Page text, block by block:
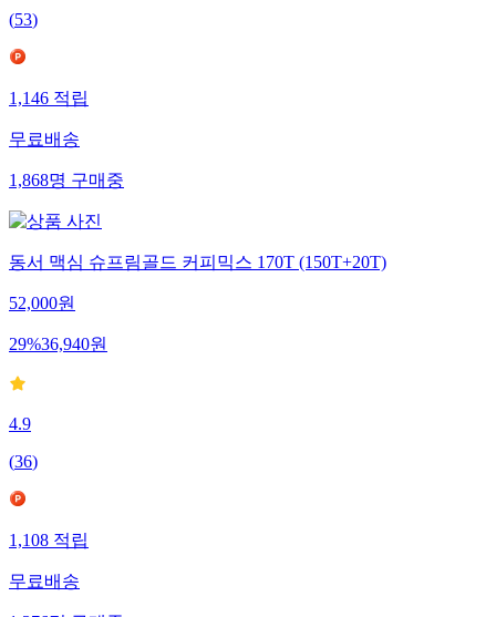
(53)
1,146적립
무료배송
1,868명구매중
동서 맥심 슈프림골드 커피믹스 170T (150T+20T)
52,000원
29%36,940원
4.9
(36)
1,108적립
무료배송